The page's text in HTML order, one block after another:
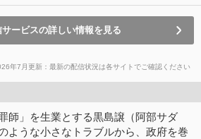
ービスの詳しい情報を見る
年7月更新：最新の配信状況は各サイトでご確認ください
師」を生業とする黒島譲（阿部サダ
ような小さなトラブルから、政府を巻